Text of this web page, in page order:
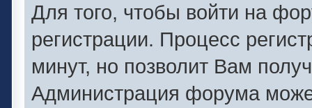
Для того, чтобы войти на
регистрации. Процесс
минут, но позволит Вам
Администрация форума